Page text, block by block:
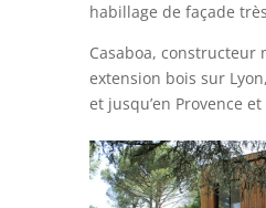
habillage de façade
Casaboa, constructeur
extension bois sur
et jusqu’en Provence